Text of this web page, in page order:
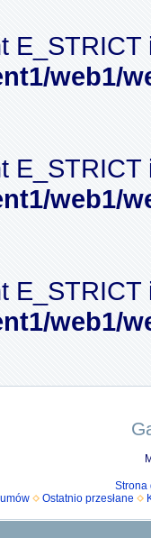
web1/
web1/
web1/
Strona
Ostatnio przesłane